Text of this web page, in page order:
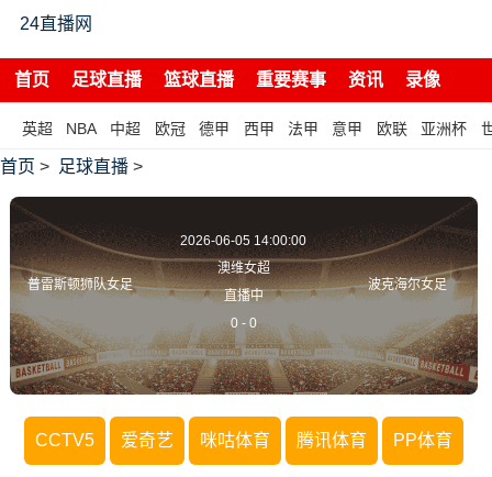
24直播网
首页 足球直播 篮球直播 重要赛事 资讯 录像
英超 NBA 中超 欧冠 德甲 西甲 法甲 意甲 欧联 亚洲杯
首页 > 足球直播 >
普雷斯顿狮队女足
2026-06-05 14:00:00
澳维女超
直播中
0 - 0
波克海尔女足
CCTV5 爱奇艺 咪咕体育 腾讯体育 PP体育